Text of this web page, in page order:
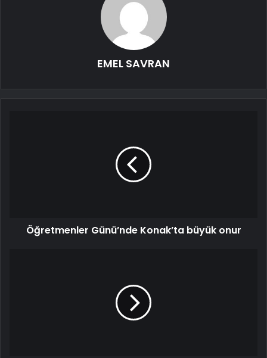
EMEL SAVRAN
Öğretmenler Günü’nde Konak’ta büyük onur